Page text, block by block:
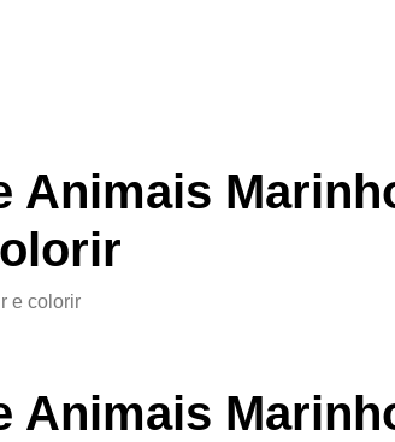
Animais
Animais